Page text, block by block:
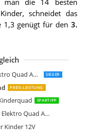
man die 14 besten
schneidet das
genügt für den 3.
Actionbikes Motors Mini Kinder Elektro Quad ATV Cobra 800 Watt 36 V Pocket Quad SIEGER
PREIS-LEISTUNG
SPARTIPP
Actionbikes Motors Mini Kinder Elektro Quad ATV Cobra 800 Watt 36 V Pocket Quad
Kinder 12V
Kinder-Elektroquad 24V
Kinder-Elektro Quad 2-Sitzer
Elektro Quad für Kinder
Elektro Quad für Kinder
12V Elektro Quad
12V Lila Elektro-Quad